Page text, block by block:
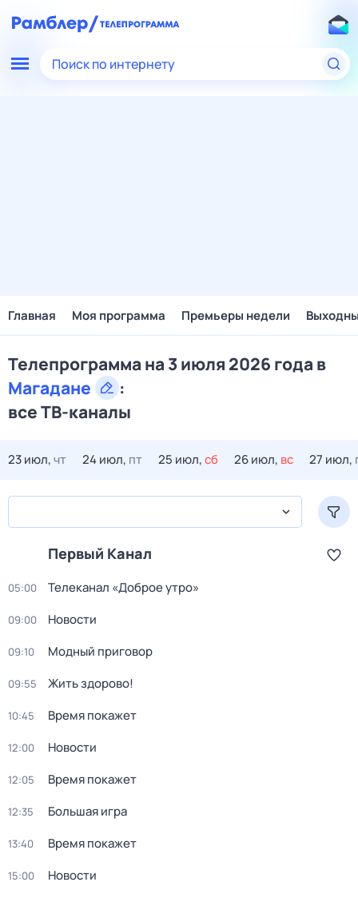
Поиск по интернету
Главная Моя программа Премьеры недели
Телепрограмма на 3 июля 2026 года в
Магадане
:
все ТВ-каналы
23 июл,чт 24 июл, пт 25 июл,сб 26 июл, вс 27 июл,
Первый Канал
05:00 Телеканал «Доброе утро»
09:00 Новости
09:10 Модный приговор
09:55 Жить здорово!
10:45 Время покажет
12:00 Новости
12:05 Время покажет
12:35 Большая игра
13:40 Время покажет
15:00 Новости